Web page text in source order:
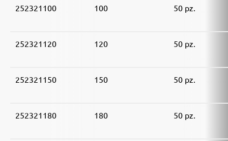
252321100 100 50 pz.
252321120 120 50 pz.
252321150 150 50 pz.
252321180 180 50 pz.